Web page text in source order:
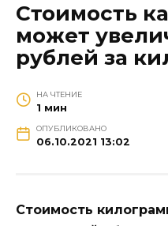
Стоимость
может
рублей за
НА ЧТЕНИЕ
1 мин
ОПУБЛИКОВАНО
06.10.2021 13:02
Стоимость